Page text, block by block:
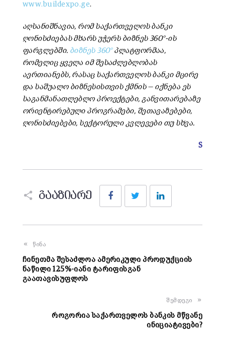
www.buildexpo.ge.
აღსანიშნავია, რომ საქართველოს ბანკი
ღონისძიებას მხარს უჭერს ბიზნეს 360°-ის
ფარგლებში. ბიზნეს 360°პლატფორმაა,
რომელიც ყველა იმ შესაძლებლობას
აერთიანებს, რასაც საქართველოს ბანკი მცირე
და საშუალო ბიზნესისთვის ქმნის — იქნება ეს
საგანმანათლებლო პროექტები, განვითარებაზე
ორიენტირებული პროგრამები, შეთავაზებები,
ღონისძიებები, სექტორული კვლევები თუ სხვა.
S
გააზიარე
FacebookTwitter
წინა
ჩინეთმა შესაძლოა ამერიკული პროდუქციის
ნაწილი 125%-იანი ტარიფისგან
გაათავისუფლოს
შემდეგი
როგორია საქართველოს ბანკის მწვანე
ინიციატივები?